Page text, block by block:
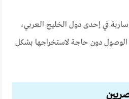
سارية في إحدى دول الخليج العربي،
الوصول دون حاجة لاستخراجها بشكل